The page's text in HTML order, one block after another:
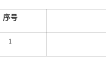
序号
1